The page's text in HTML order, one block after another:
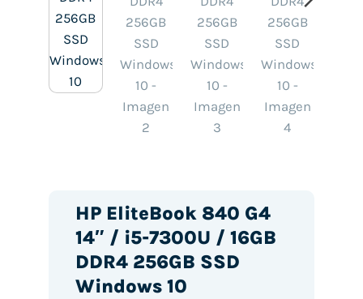
HP EliteBook 840 G4
14″ / i5-7300U / 16GB
DDR4 256GB SSD
Windows 10